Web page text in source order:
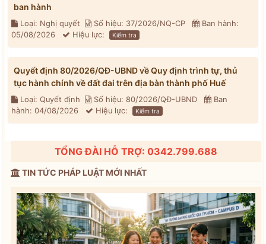
ban hành
Loại: Nghị quyết Số hiệu: 37/2026/NQ-CP
Ban hành:
05/08/2026
Hiệu lực: Kiểm tra
Quyết định 80/2026/QĐ-UBND về Quy định trình tự, thủ
tục hành chính về đất đai trên địa bàn thành phố Huế
Loại: Quyết định Số hiệu: 80/2026/QĐ-UBND
Ban
hành: 04/08/2026
Hiệu lực: Kiểm tra
TỔNG ĐÀI HỖ TRỢ: 0342.799.688
TIN TỨC PHÁP LUẬT MỚI NHẤT